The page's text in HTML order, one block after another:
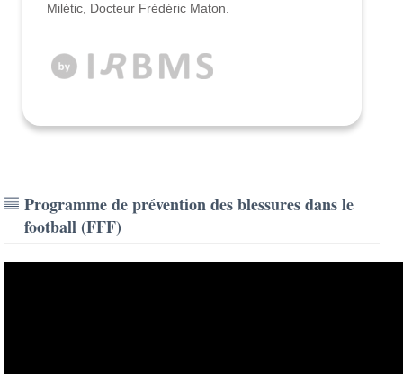
Milétic, Docteur Frédéric Maton.
Programme de prévention des blessures dans le
football (FFF)